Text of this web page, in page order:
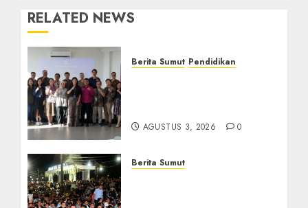
RELATED NEWS
Berita Sumut Pendidikan
AGUSTUS 3, 2026 0
Berita Sumut